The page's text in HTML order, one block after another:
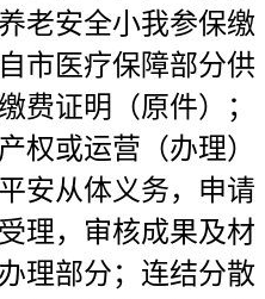
老安全小我参保缴
市医疗保障部分供
费证明（原件）；
权或运营（办理）
安从体义务，申请
理，审核成果及材
理部分；连结分散